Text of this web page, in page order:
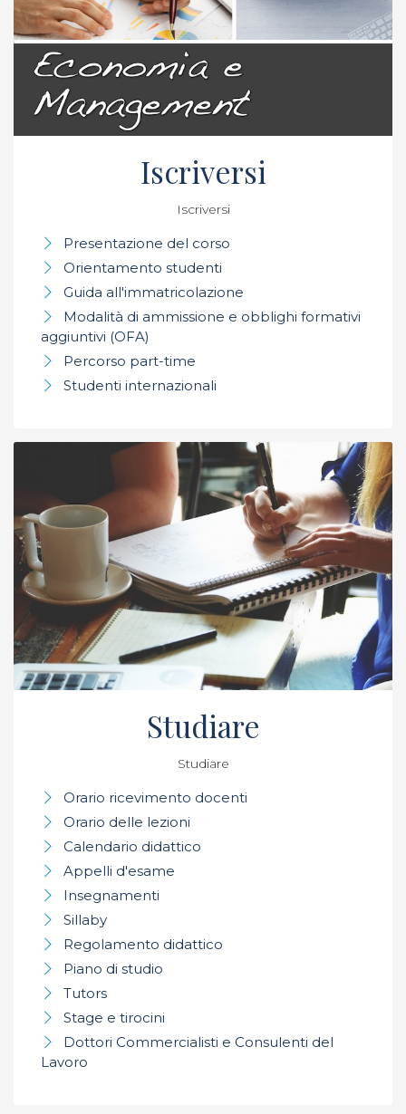
Iscriversi
Iscriversi
Presentazione del corso
Orientamento studenti
Guida all'immatricolazione
Modalità di ammissione e obblighi formativi
aggiuntivi (OFA)
Percorso part-time
Studenti internazionali
Studiare
Studiare
Orario ricevimento docenti
Orario delle lezioni
Calendario didattico
Appelli d'esame
Insegnamenti
Sillaby
Regolamento didattico
Piano di studio
Tutors
Stage e tirocini
Dottori Commercialisti e Consulenti del
Lavoro